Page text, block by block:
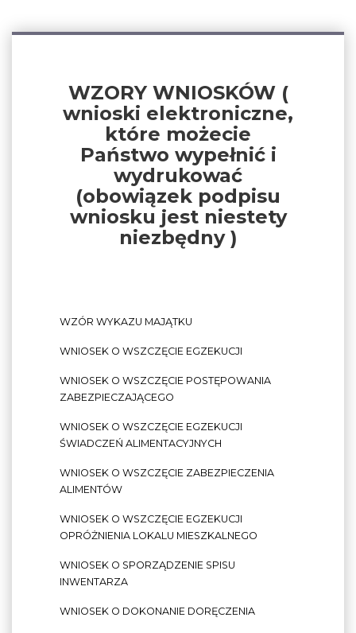
WZORY WNIOSKÓW (
wnioski elektroniczne,
które możecie
Państwo wypełnić i
wydrukować
(obowiązek podpisu
wniosku jest niestety
niezbędny )
WZÓR WYKAZU MAJĄTKU
WNIOSEK O WSZCZĘCIE EGZEKUCJI
WNIOSEK O WSZCZĘCIE POSTĘPOWANIA
ZABEZPIECZAJĄCEGO
WNIOSEK O WSZCZĘCIE EGZEKUCJI
ŚWIADCZEŃ ALIMENTACYJNYCH
WNIOSEK O WSZCZĘCIE ZABEZPIECZENIA
ALIMENTÓW
WNIOSEK O WSZCZĘCIE EGZEKUCJI
OPRÓŻNIENIA LOKALU MIESZKALNEGO
WNIOSEK O SPORZĄDZENIE SPISU
INWENTARZA
WNIOSEK O DOKONANIE DORĘCZENIA